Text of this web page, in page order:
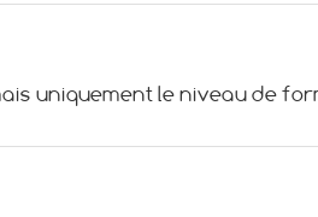
uniquement le niveau de